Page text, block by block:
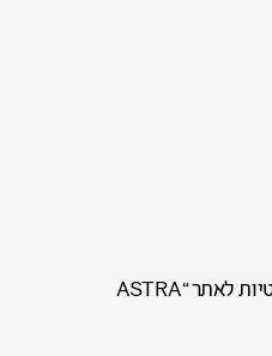
תקנון, תנאי שימוש ומדיניות פרטיות לאתר “ASTRA